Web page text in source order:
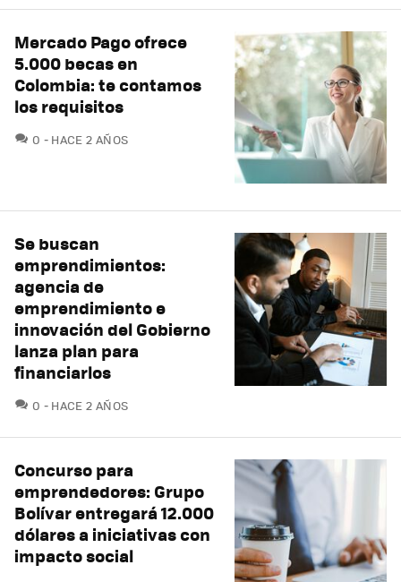
Mercado Pago ofrece
5.000 becas en
Colombia: te contamos
los requisitos
0 COMENTARIOS
HACE 2 AÑOS
Se buscan
emprendimientos:
agencia de
emprendimiento e
innovación del Gobierno
lanza plan para
financiarlos
0 COMENTARIOS
HACE 2 AÑOS
Concurso para
emprendedores: Grupo
Bolívar entregará 12.000
dólares a iniciativas con
impacto social